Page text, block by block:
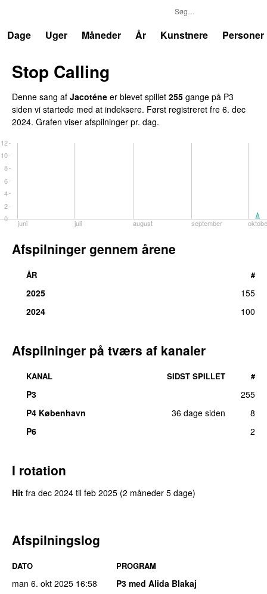
Dage
Uger Måneder År Kunstnere Personer
Stop Calling
Denne sang af Jacoténe er blevet spillet 255 gange på P3
siden vi startede med at indeksere. Først registreret fre 6. dec
2024. Grafen viser afspilninger pr. dag.
juni juli august september
0
2
4
6
8
10
12
Afspilninger gennem årene
ÅR #
2025
155
2024
100
Afspilninger på tværs af kanaler
KANAL SIDST SPILLET #
P3
255
P4 København
36 dage siden
8
P6
2
I rotation
Hit fra dec 2024 til feb 2025 (2 måneder 5 dage)
Afspilningslog
DATO PROGRAM
man 6. okt 2025 16:58
P3 med Alida Blakaj